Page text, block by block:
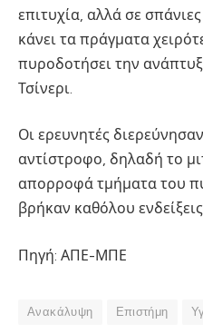
επιτυχία, αλλά σε
κάνει τα πράγματα
πυροδοτήσει την
Τσίνερι.
Οι ερευνητές
αντίστροφο, δηλαδή το
απορροφά τμήματα του
βρήκαν καθόλου ενδείξεις
Πηγή: ΑΠΕ-ΜΠΕ
Ανακάλυψη Επιστήμη